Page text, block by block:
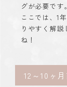
グが必要です。
ここでは、1
りやすく解
ね！
12～10ヶ